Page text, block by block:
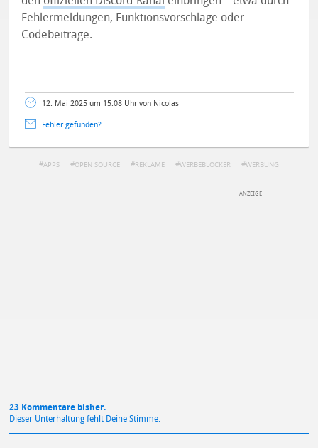
Fehlermeldungen, Funktionsvorschläge oder
Codebeiträge.
12. Mai 2025 um 15:08 Uhr von Nicolas
Fehler gefunden?
APPS OPEN SOURCE REKLAME WERBEBLOCKER WERBUNG
23 Kommentare bisher.
Dieser Unterhaltung fehlt Deine Stimme.